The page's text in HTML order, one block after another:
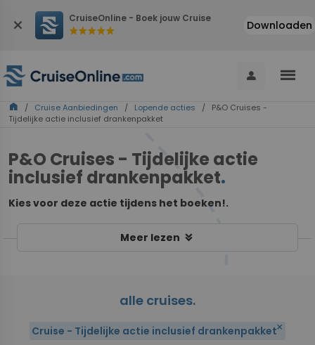
close CruiseOnline - Boek jouw Cruise
starstarstarstarstar Downloaden
person menu
home / Cruise Aanbiedingen / Lopende acties / P&O Cruises -
Tijdelijke actie inclusief drankenpakket
P&O Cruises - Tijdelijke actie
inclusief drankenpakket.
Kies voor deze actie tijdens het boeken!.
Meer lezen keyboard_double_arrow_down
alle cruises.
Cruise - Tijdelijke actie inclusief drankenpakketclose